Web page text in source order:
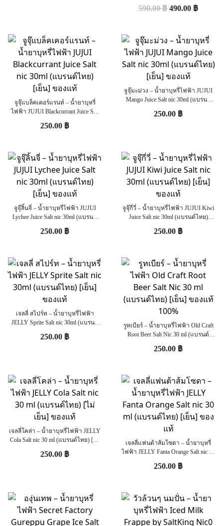
590.00฿ 490.00 ฿
จูจุ๊แบล็คเคอร์แรนท์ – น้ำยาบุหรี่
ไฟฟ้า JUJUI Blackcurrant Juice Salt
250.00 ฿
จูจุ๊มะม่วง – น้ำยาบุหรี่ไฟฟ้า JUJUI
Mango Juice Salt nic 30ml (แบรนด์
250.00 ฿
จูจุ๊ลิ้นจี่ – น้ำยาบุหรี่ไฟฟ้า JUJUI
Lychee Juice Salt nic 30ml (แบรนด์
250.00 ฿
จูจุ๊กี่วี่ – น้ำยาบุหรี่ไฟฟ้า JUJUI Kiwi
Juice Salt nic 30ml (แบรนด์ไทย)
250.00 ฿
เจลลี่ สไปร์ท – น้ำยาบุหรี่ไฟฟ้า
JELLY Sprite Salt nic 30ml (แบรนด์
250.00 ฿
รูทเบียร์ – น้ำยาบุหรี่ไฟฟ้า Old Craft
Root Beer Salt Nic 30 ml (แบรนด์
250.00 ฿
เจลลี่โคล่า – น้ำยาบุหรี่ไฟฟ้า JELLY
Cola Salt nic 30 ml (แบรนด์ไทย) [ไม่
250.00 ฿
เจลลี่แฟนต้าส้มโซดา – น้ำยาบุหรี่
ไฟฟ้า JELLY Fanta Orange Salt nic 30
250.00 ฿